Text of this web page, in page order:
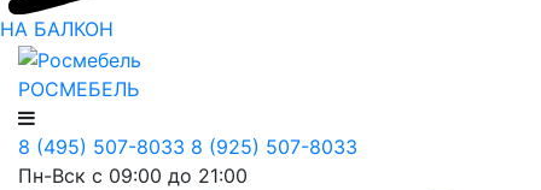
НА БАЛКОН
РОСМЕБЕЛЬ
8 (495) 507-8033 8 (925) 507-8033
Пн-Вск с 09:00 до 21:00